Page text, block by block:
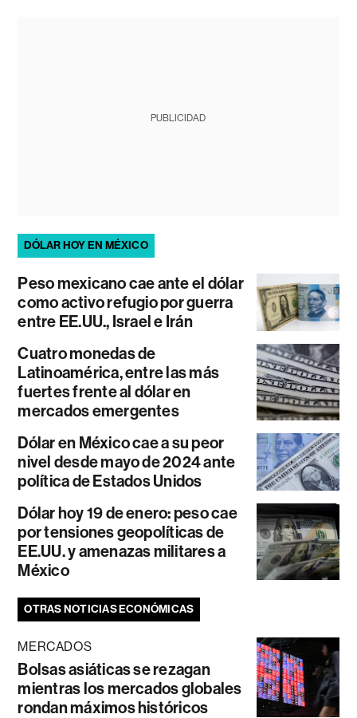
PUBLICIDAD
DÓLAR HOY EN MÉXICO
Peso mexicano cae ante el dólar
como activo refugio por guerra
entre EE.UU., Israel e Irán
Cuatro monedas de
Latinoamérica, entre las más
fuertes frente al dólar en
mercados emergentes
Dólar en México cae a su peor
nivel desde mayo de 2024 ante
política de Estados Unidos
Dólar hoy 19 de enero: peso cae
por tensiones geopolíticas de
EE.UU. y amenazas militares a
México
OTRAS NOTICIAS ECONÓMICAS
MERCADOS
Bolsas asiáticas se rezagan
mientras los mercados globales
rondan máximos históricos